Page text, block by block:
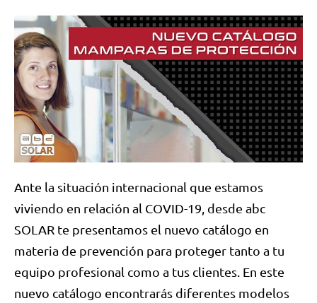
Ante la situación internacional que estamos
viviendo en relación al COVID-19, desde abc
SOLAR te presentamos el nuevo catálogo en
materia de prevención para proteger tanto a tu
equipo profesional como a tus clientes. En este
nuevo catálogo encontrarás diferentes modelos